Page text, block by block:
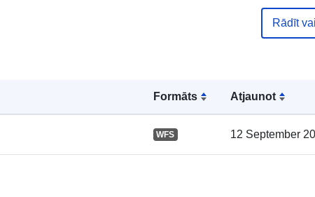
Formāts Atjaunot
WFS 12 September
Rādīt